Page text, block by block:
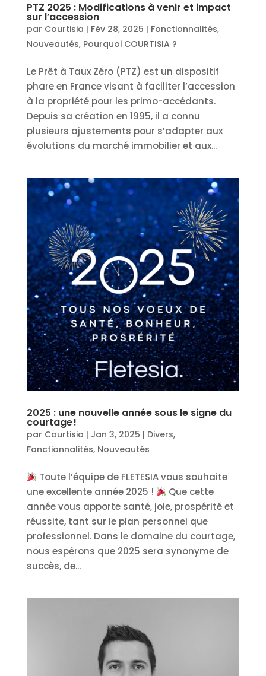
PTZ 2025 : Modifications à venir et impact
sur l’accession
par Courtisia | Fév 28, 2025 | Fonctionnalités,
Nouveautés, Pourquoi COURTISIA ?
Le Prêt à Taux Zéro (PTZ) est un dispositif
phare en France visant à faciliter l’accession
à la propriété pour les primo-accédants.
Depuis sa création en 1995, il a connu
plusieurs ajustements pour s’adapter aux
évolutions du marché immobilier et aux...
2025 : une nouvelle année sous le signe du
courtage !
par Courtisia | Jan 3, 2025 | Divers,
Fonctionnalités, Nouveautés
Toute l’équipe de FLETESIA vous souhaite
une excellente année 2025 !
Que cette
année vous apporte santé, joie, prospérité et
réussite, tant sur le plan personnel que
professionnel. Dans le domaine du courtage,
nous espérons que 2025 sera synonyme de
succès, de...